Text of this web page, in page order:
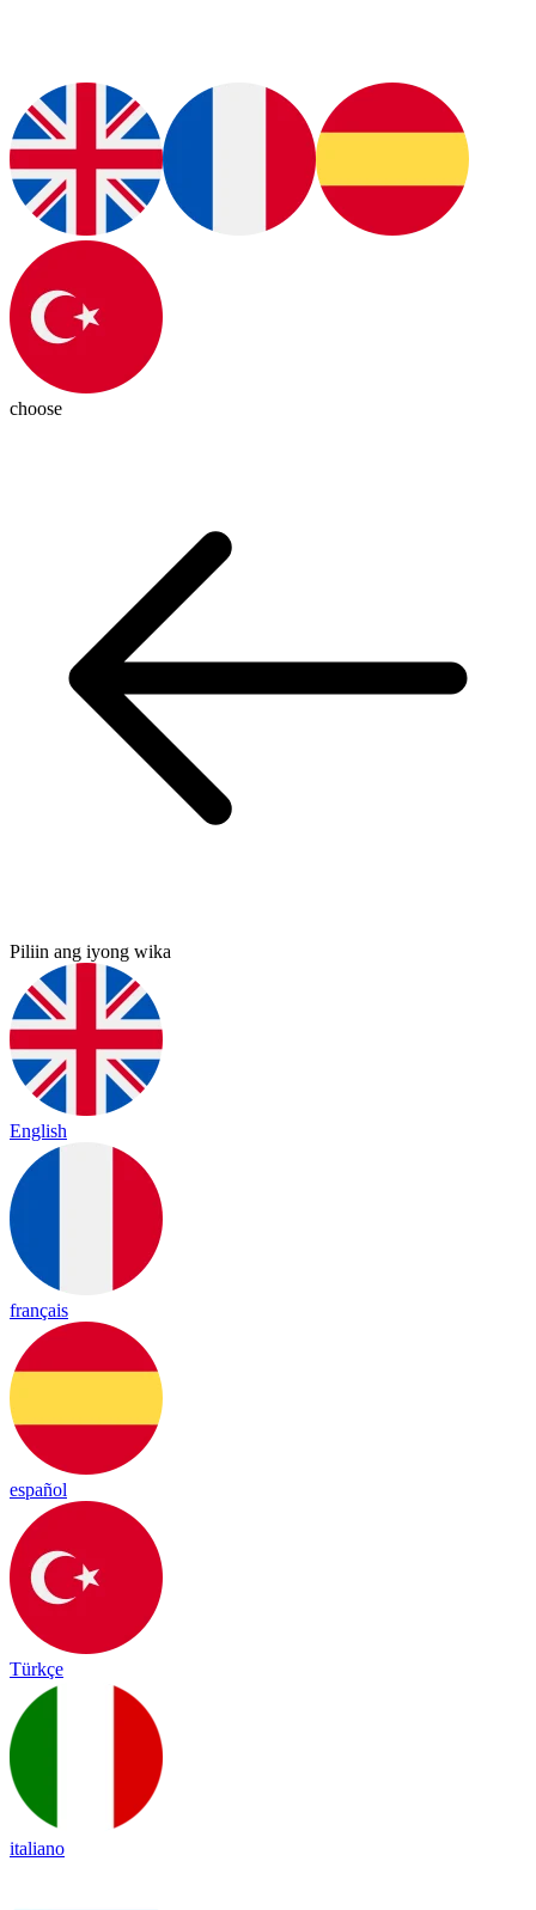
choose
Piliin ang iyong wika
English
français
español
Türkçe
italiano